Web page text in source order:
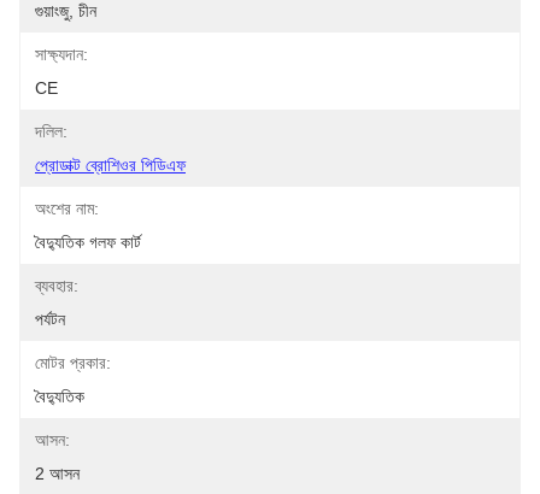
গুয়াংজু, চীন
সাক্ষ্যদান:
CE
দলিল:
প্রোডাক্ট ব্রোশিওর পিডিএফ
অংশের নাম:
বৈদ্যুতিক গলফ কার্ট
ব্যবহার:
পর্যটন
মোটর প্রকার:
বৈদ্যুতিক
আসন:
2 আসন